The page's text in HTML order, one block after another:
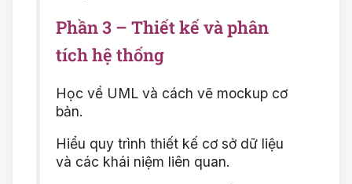
Phần 3 – Thiết kế và phân
tích hệ thống
Học về UML và cách vẽ mockup cơ
bản.
Hiểu quy trình thiết kế cơ sở dữ liệu
và các khái niệm liên quan.